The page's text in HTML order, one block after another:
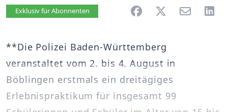
Artikel vorlesen
Exklusiv für Abonnenten
**Die Polizei Baden-Württemberg
veranstaltet vom 2. bis 4. August in
Böblingen erstmals ein dreitägiges
Erlebnispraktikum für insgesamt 99